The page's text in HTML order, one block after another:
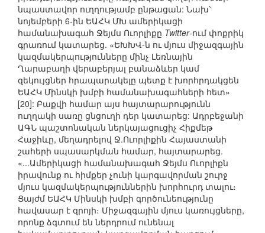
նպաստավոր ուղղությամբ ընթացան: Նախ՝
նոյեմբերի 6-ին ԵԱՀԿ ՄԽ ամերիկացի
համանախագահ Ջեյմս Ուորլիքը Twitter-ում փոքրիկ
գրառում կատարեց. «ԵԽԽՎ-ն ու մյուս միջազգային
կազմակերպությունները մինչ Լեռնային
Ղարաբաղի վերաբերյալ բանաձևեր կամ
զեկույցներ հրապարակելը պետք է խորհրդակցեն
ԵԱՀԿ Մինսկի խմբի համանախագահների հետ»
[20]: Բաքվի համար այս հայտարարությունն
ուղղակի սառը ցնցուղի դեր կատարեց: Ադրբեջանի
ԱԳՆ պաշտոնական ներկայացուցիչ Հիքմեթ
Հաջիևը, մեղադրելով Ջ.Ուորլիքին Հայաստանի
շահերի սպասարկման համար, հայտարարեց.
«...Ամերիկացի համանախագահ Ջեյմս Ուորլիքն
իրավունք ու հիմքեր չունի կարգավորման շուրջ
մյուս կազմակերպություններին խորհուրդ տալու։
Ցայժմ ԵԱՀԿ Մինսկի խմբի գործունեությունը
հավասար է զրոյի։ Միջազգային մյուս կառույցները,
որոնք ձգտում են ներդրում ունենալ